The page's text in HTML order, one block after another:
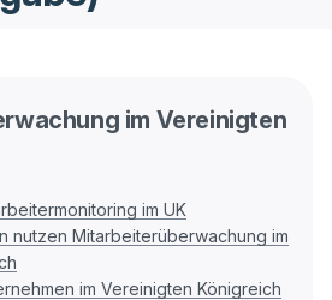
im Vereinigten
im UK
nutzen Mitarbeiterüberwachung im
im Vereinigten Königreich